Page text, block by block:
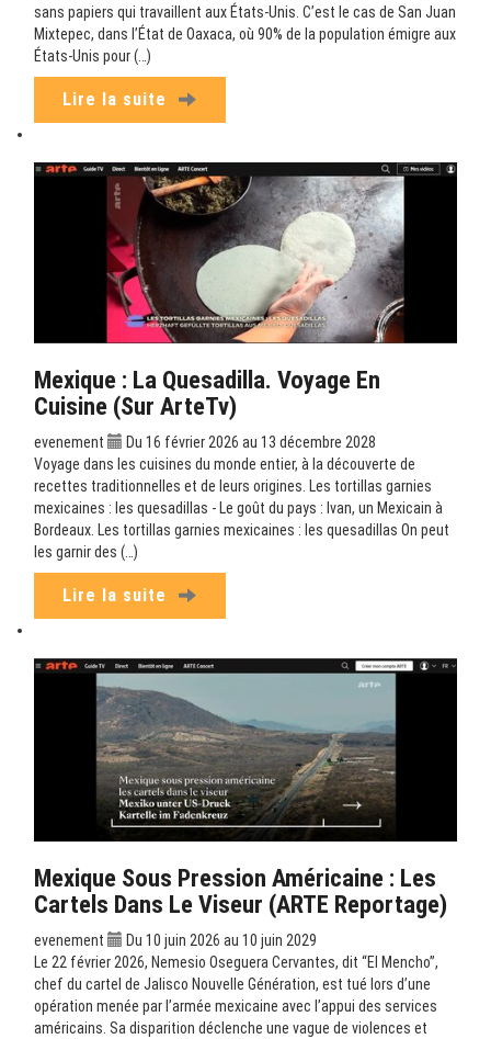
sans papiers qui travaillent aux États-Unis. C’est le cas de San Juan
Mixtepec, dans l’État de Oaxaca, où 90% de la population émigre aux
États-Unis pour (…)
Lire la suite
Mexique : La Quesadilla. Voyage En
Cuisine (sur ArteTv)
evenement
Du 16 février 2026 au 13 décembre 2028
Voyage dans les cuisines du monde entier, à la découverte de
recettes traditionnelles et de leurs origines. Les tortillas garnies
mexicaines : les quesadillas - Le goût du pays : Ivan, un Mexicain à
Bordeaux. Les tortillas garnies mexicaines : les quesadillas On peut
les garnir des (…)
Lire la suite
Mexique Sous Pression Américaine : Les
Cartels Dans Le Viseur (ARTE Reportage)
evenement
Du 10 juin 2026 au 10 juin 2029
Le 22 février 2026, Nemesio Oseguera Cervantes, dit “El Mencho”,
chef du cartel de Jalisco Nouvelle Génération, est tué lors d’une
opération menée par l’armée mexicaine avec l’appui des services
américains. Sa disparition déclenche une vague de violences et